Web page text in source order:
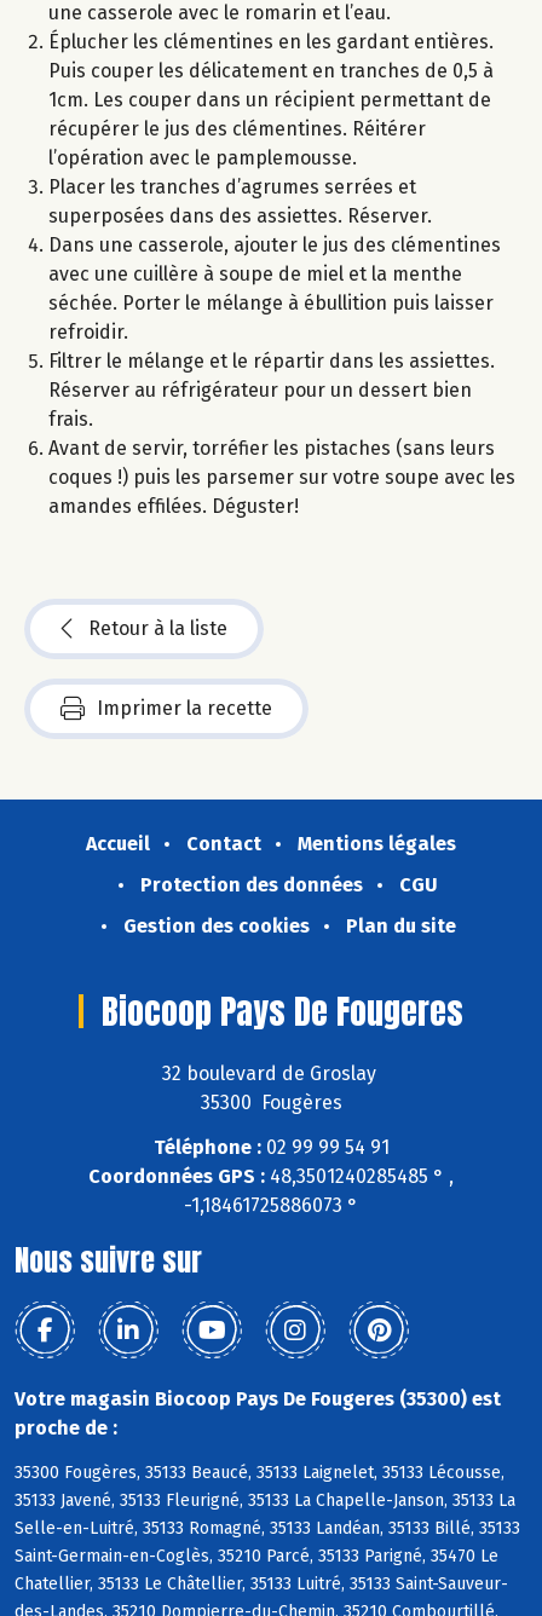
une casserole avec le romarin et l’eau.
Éplucher les clémentines en les gardant entières.
Puis couper les délicatement en tranches de 0,5 à
1cm. Les couper dans un récipient permettant de
récupérer le jus des clémentines. Réitérer
l’opération avec le pamplemousse.
Placer les tranches d’agrumes serrées et
superposées dans des assiettes. Réserver.
Dans une casserole, ajouter le jus des clémentines
avec une cuillère à soupe de miel et la menthe
séchée. Porter le mélange à ébullition puis laisser
refroidir.
Filtrer le mélange et le répartir dans les assiettes.
Réserver au réfrigérateur pour un dessert bien
frais.
Avant de servir, torréfier les pistaches (sans leurs
coques !) puis les parsemer sur votre soupe avec les
amandes effilées. Déguster!
Retour à la liste
Imprimer la recette
Accueil Contact
Mentions légales
Protection des données
CGU
Gestion des cookies
Plan du site
Biocoop Pays De Fougeres
32 boulevard de Groslay
35300 Fougères
Téléphone :02 99 99 54 91
Coordonnées GPS : 48,3501240285485 ° ,
-1,18461725886073 °
Nous suivre sur
Votre magasin Biocoop Pays De Fougeres (35300) est
proche de :
35300 Fougères, 35133 Beaucé, 35133 Laignelet, 35133 Lécousse,
35133 Javené, 35133 Fleurigné, 35133 La Chapelle-Janson, 35133 La
Selle-en-Luitré, 35133 Romagné, 35133 Landéan, 35133 Billé, 35133
Saint-Germain-en-Coglès, 35210 Parcé, 35133 Parigné, 35470 Le
Chatellier, 35133 Le Châtellier, 35133 Luitré, 35133 Saint-Sauveur-
des-Landes, 35210 Dompierre-du-Chemin, 35210 Combourtillé,